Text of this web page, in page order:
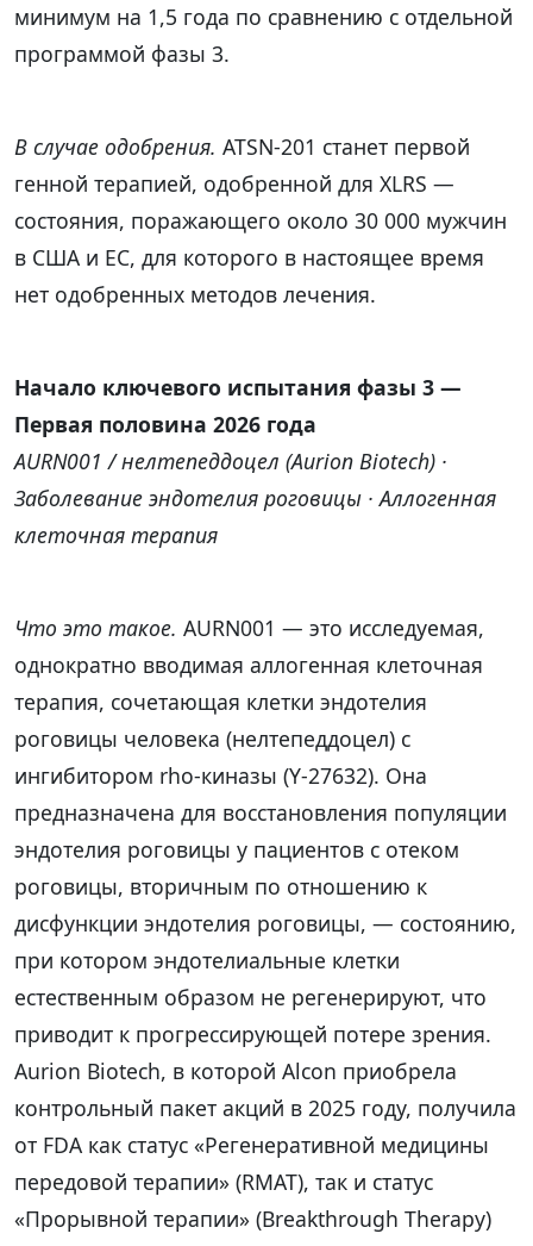
минимум на 1,5 года по сравнению с отдельной
программой фазы 3.
В случае одобрения. ATSN-201 станет первой
генной терапией, одобренной для XLRS —
состояния, поражающего около 30 000 мужчин
в США и ЕС, для которого в настоящее время
нет одобренных методов лечения.
Начало ключевого испытания фазы 3 —
Первая половина 2026 года
AURN001 / нелтепеддоцел (Aurion Biotech) ·
Заболевание эндотелия роговицы · Аллогенная
клеточная терапия
Что это такое. AURN001 — это исследуемая,
однократно вводимая аллогенная клеточная
терапия, сочетающая клетки эндотелия
роговицы человека (нелтепеддоцел) с
ингибитором rho-киназы (Y-27632). Она
предназначена для восстановления популяции
эндотелия роговицы у пациентов с отеком
роговицы, вторичным по отношению к
дисфункции эндотелия роговицы, — состоянию,
при котором эндотелиальные клетки
естественным образом не регенерируют, что
приводит к прогрессирующей потере зрения.
Aurion Biotech, в которой Alcon приобрела
контрольный пакет акций в 2025 году, получила
от FDA как статус «Регенеративной медицины
передовой терапии» (RMAT), так и статус
«Прорывной терапии» (Breakthrough Therapy)